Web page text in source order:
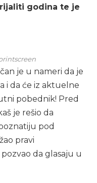
godina te je
je u nameri da je
i da će iz aktuelne
pobednik! Pred
je rešio da
pod
pravi
da glasaju u